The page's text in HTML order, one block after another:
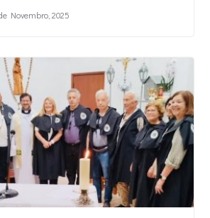
Novembro, 2025